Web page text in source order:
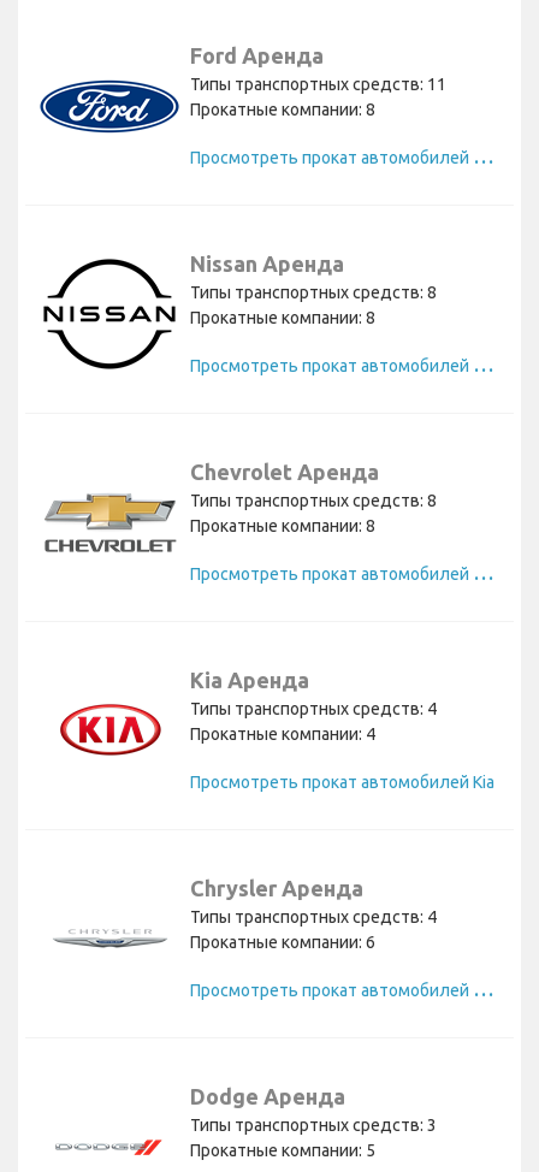
Ford Аренда
Типы транспортных средств: 11
Прокатные компании: 8
П
росмотреть прокат автомобилей Ford
Nissan Аренда
Типы транспортных средств: 8
Прокатные компании: 8
П
росмотреть прокат автомобилей Nissan
Chevrolet Аренда
Типы транспортных средств: 8
Прокатные компании: 8
П
росмотреть прокат автомобилей Chevrolet
Kia Аренда
Типы транспортных средств: 4
Прокатные компании: 4
Просмотреть прокат автомобилей Kia
Chrysler Аренда
Типы транспортных средств: 4
Прокатные компании: 6
П
росмотреть прокат автомобилей Chrysler
Dodge Аренда
Типы транспортных средств: 3
Прокатные компании: 5